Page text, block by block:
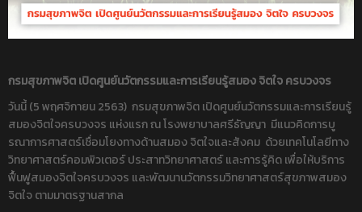
กรมสุขภาพจิต เปิดศูนย์นวัตกรรมและการเรียนรู้สมอง จิตใจ ครบวงจร
วันนี้ (5 พฤศจิกายน 2563) กรมสุขภาพจิต เปิดศูนย์นวัตกรรมและการเรียนรู้
สมองจิตใจครบวงจร แห่งแรก ณ โรงพยาบาลศรีธัญญา มีแนวคิดการบู
รณาการศาสตร์เชื่อมโยงทางด้านสมอง จิตใจและสังคม ด้วยเทคโนโลยีทาง
วิทยาศาสตร์คอมพิวเตอร์ ประสาทวิทยาศาสตร์ และการรู้คิด เพื่อให้บริการ
ฟื้นฟูสมองจิตใจครบวงจร และพัฒนานวัตกรรมวิทยาศาสตร์สุขภาพสมอง
จิตใจ ตามมาตรฐานสากล